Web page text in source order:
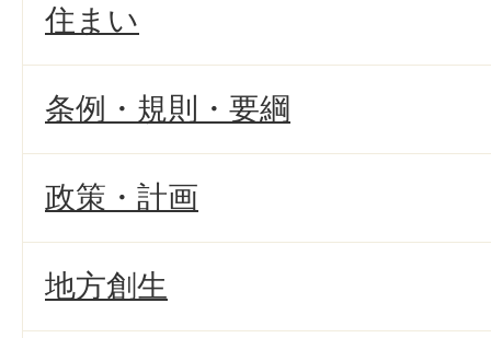
住まい
条例・規則・要綱
政策・計画
地方創生